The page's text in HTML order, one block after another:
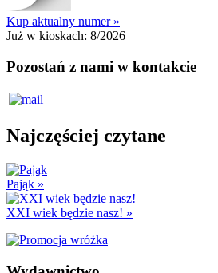
Kup aktualny numer »
Już w kioskach: 8/2026
Pozostań z nami w kontakcie
Najczęściej czytane
Pająk »
XXI wiek będzie nasz! »